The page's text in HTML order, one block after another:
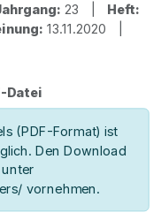
23 | Heft:
13.11.2020 |
Datei
(PDF-Format) ist
Den Download
vornehmen.